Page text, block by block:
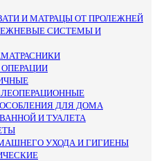
И МАТРАЦЫ ОТ ПРОЛЕЖНЕЙ
СИСТЕМЫ И
ДЛЯ ДОМА
И ТУАЛЕТА
УХОДА И ГИГИЕНЫ